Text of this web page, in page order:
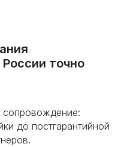
точно
до постгарантийной